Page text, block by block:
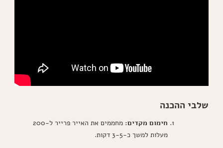
שלבי ההכנה
חימום מקדים:
מחממים את האייר פרייר ל-200
מעלות למשך כ-3-5 דקות.